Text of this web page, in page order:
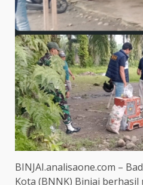
BINJAI.analisaone.com –
Kota (BNNK) Binjai berhasil